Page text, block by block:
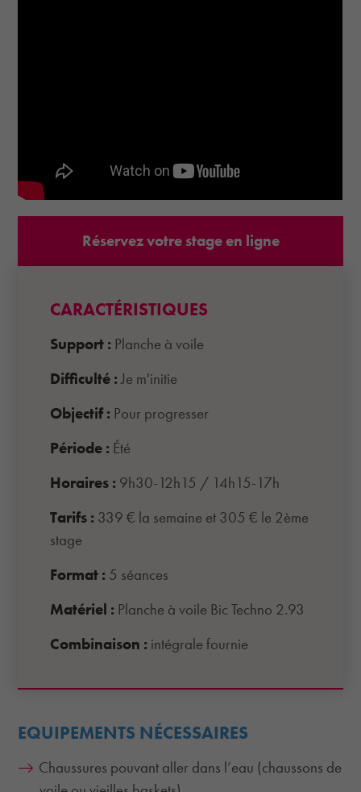
Réservez votre stage en ligne
CARACTÉRISTIQUES
Support : Planche à voile
Difficulté :Je m'initie
Objectif : Pour progresser
Période : Été
Horaires : 9h30-12h15 / 14h15-17h
Tarifs : 339 € la semaine et 305 € le 2ème
stage
Format : 5 séances
Matériel : Planche à voile Bic Techno 2.93
Combinaison : intégrale fournie
EQUIPEMENTS NÉCESSAIRES
Chaussures pouvant aller dans l’eau (chaussons de